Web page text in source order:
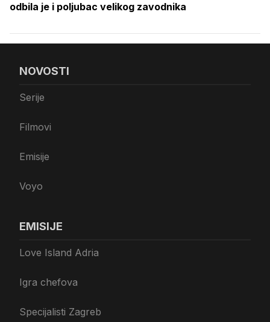
odbila je i poljubac velikog zavodnika
NOVOSTI
Serije
Filmovi
Emisije
Voyo
EMISIJE
Love Island Adria
Igra chefova
Specijalisti Zagreb